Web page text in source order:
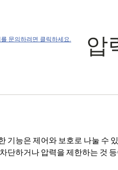
문의하려면 클릭하세요. 압
기능은 제어와 보호로 나눌 수
단하거나 압력을 제한하는 것